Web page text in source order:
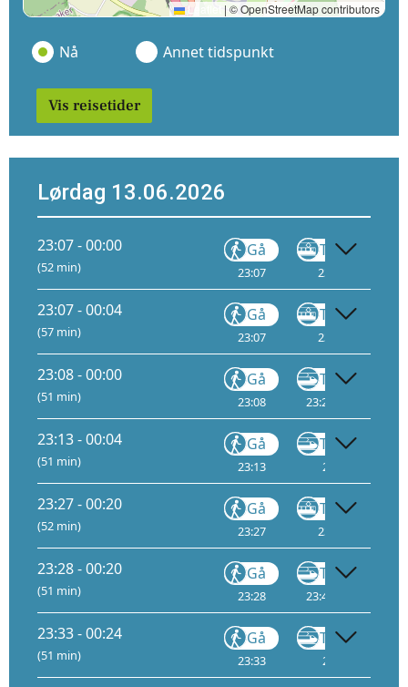
Leaflet | © OpenStreetMap contributors
Nå Annet tidspunkt
Vis reisetider
Lørdag 13.06.2026
23:07 - 00:00
(52 min)
Gå
23:07
Trikk
23:08
23:07 - 00:04
(57 min)
Gå
23:07
Trikk
23:08
23:08 - 00:00
(51 min)
Gå
23:08
Tog
23:28
23:13 - 00:04
(51 min)
Gå
23:13
Tog FLY1
23:33
23:27 - 00:20
(52 min)
Gå
23:27
Trikk
23:28
23:28 - 00:20
(51 min)
Gå
23:28
Tog
23:48
23:33 - 00:24
(51 min)
Gå
23:33
Tog FLY1
23:53